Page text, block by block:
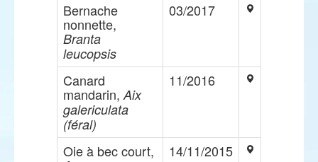
Bernache
nonnette,
Branta
leucopsis
03/2017
Canard
mandarin, Aix
galericulata
(féral)
11/2016
Oie à bec court, 14/11/2015